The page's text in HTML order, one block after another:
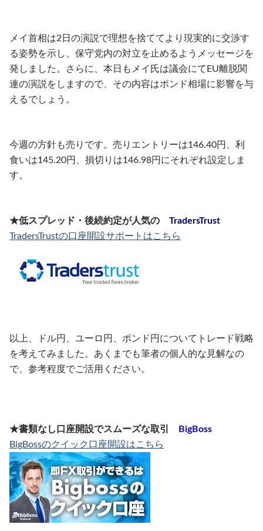
メイ首相は2日の演説で理想を捨ててより現実的に交渉す
る姿勢を示し、保守党内の対立を止めるようメッセージを
発しました。さらに、本日もメイ氏は議会にてEU離脱関
連の演説をしますので、その内容はポンド相場に影響を与
えるでしょう。
今週の方針も売りです。売りエントリーは146.40円、利
食いは145.20円、損切りは146.98円にそれぞれ設定しま
す。
★低スプレッド・後続約定が人気の TradersTrust
TradersTrustの口座開設サポートはこちら
以上、ドル円、ユーロ円、ポンド円についてトレード戦略
を考えてみました。あくまでも筆者の個人的な見解なの
で、参考程度でご活用ください。
★書類なし口座開設でスムーズな取引
BigBoss
BigBossのクイック口座開設はこちら